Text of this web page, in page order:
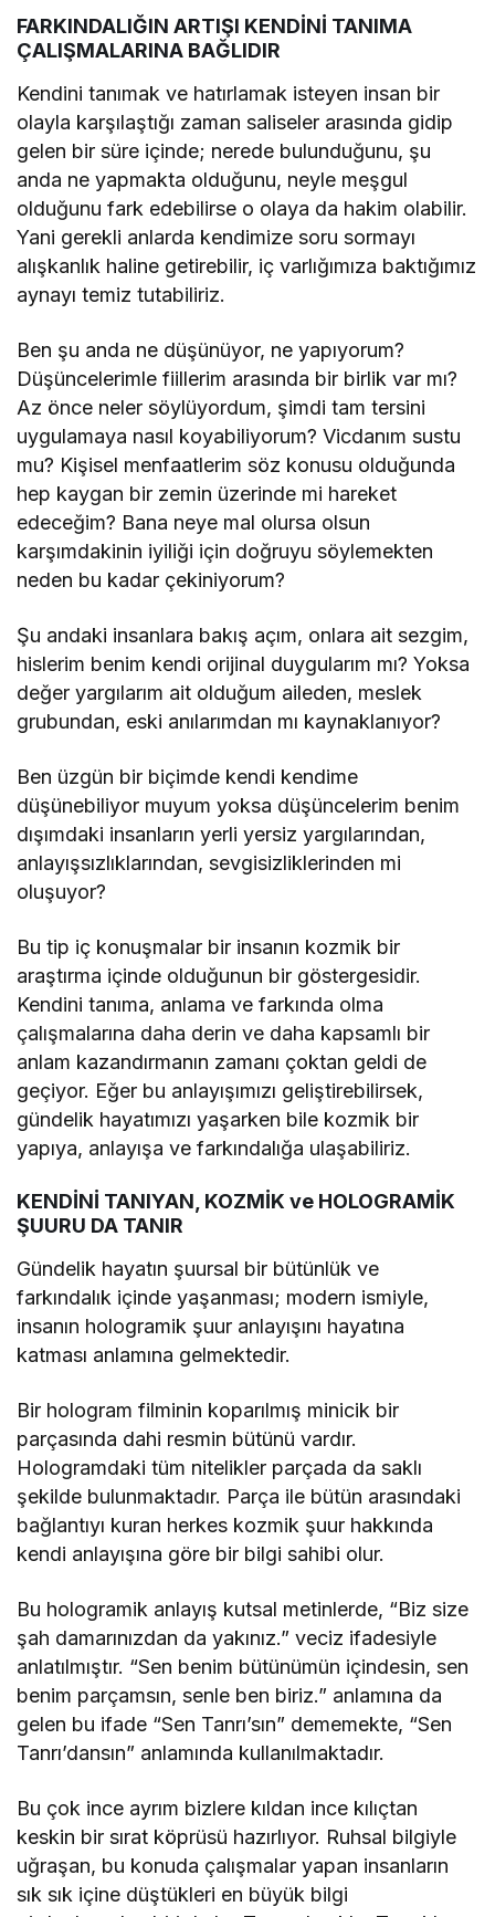
FARKINDALIĞIN ARTIŞI KENDİNİ TANIMA
ÇALIŞMALARINA BAĞLIDIR
Kendini tanımak ve hatırlamak isteyen insan bir
olayla karşılaştığı zaman saliseler arasında gidip
gelen bir süre içinde; nerede bulunduğunu, şu
anda ne yapmakta olduğunu, neyle meşgul
olduğunu fark edebilirse o olaya da hakim olabilir.
Yani gerekli anlarda kendimize soru sormayı
alışkanlık haline getirebilir, iç varlığımıza baktığımız
aynayı temiz tutabiliriz.
Ben şu anda ne düşünüyor, ne yapıyorum?
Düşüncelerimle fiillerim arasında bir birlik var mı?
Az önce neler söylüyordum, şimdi tam tersini
uygulamaya nasıl koyabiliyorum? Vicdanım sustu
mu? Kişisel menfaatlerim söz konusu olduğunda
hep kaygan bir zemin üzerinde mi hareket
edeceğim? Bana neye mal olursa olsun
karşımdakinin iyiliği için doğruyu söylemekten
neden bu kadar çekiniyorum?
Şu andaki insanlara bakış açım, onlara ait sezgim,
hislerim benim kendi orijinal duygularım mı? Yoksa
değer yargılarım ait olduğum aileden, meslek
grubundan, eski anılarımdan mı kaynaklanıyor?
Ben üzgün bir biçimde kendi kendime
düşünebiliyor muyum yoksa düşüncelerim benim
dışımdaki insanların yerli yersiz yargılarından,
anlayışsızlıklarından, sevgisizliklerinden mi
oluşuyor?
Bu tip iç konuşmalar bir insanın kozmik bir
araştırma içinde olduğunun bir göstergesidir.
Kendini tanıma, anlama ve farkında olma
çalışmalarına daha derin ve daha kapsamlı bir
anlam kazandırmanın zamanı çoktan geldi de
geçiyor. Eğer bu anlayışımızı geliştirebilirsek,
gündelik hayatımızı yaşarken bile kozmik bir
yapıya, anlayışa ve farkındalığa ulaşabiliriz.
KENDİNİ TANIYAN, KOZMİK ve HOLOGRAMİK
ŞUURU DA TANIR
Gündelik hayatın şuursal bir bütünlük ve
farkındalık içinde yaşanması; modern ismiyle,
insanın hologramik şuur anlayışını hayatına
katması anlamına gelmektedir.
Bir hologram filminin koparılmış minicik bir
parçasında dahi resmin bütünü vardır.
Hologramdaki tüm nitelikler parçada da saklı
şekilde bulunmaktadır. Parça ile bütün arasındaki
bağlantıyı kuran herkes kozmik şuur hakkında
kendi anlayışına göre bir bilgi sahibi olur.
Bu hologramik anlayış kutsal metinlerde, “Biz size
şah damarınızdan da yakınız.” veciz ifadesiyle
anlatılmıştır. “Sen benim bütünümün içindesin, sen
benim parçamsın, senle ben biriz.” anlamına da
gelen bu ifade “Sen Tanrı’sın” dememekte, “Sen
Tanrı’dansın” anlamında kullanılmaktadır.
Bu çok ince ayrım bizlere kıldan ince kılıçtan
keskin bir sırat köprüsü hazırlıyor. Ruhsal bilgiyle
uğraşan, bu konuda çalışmalar yapan insanların
sık sık içine düştükleri en büyük bilgi